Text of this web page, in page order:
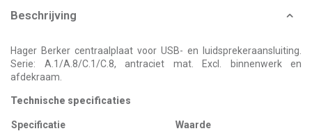
Beschrijving
Hager Berker centraalplaat voor USB- en luidsprekeraansluiting.
Serie: A.1/A.8/C.1/C.8, antraciet mat. Excl. binnenwerk en
afdekraam.
Technische specificaties
Specificatie
Waarde